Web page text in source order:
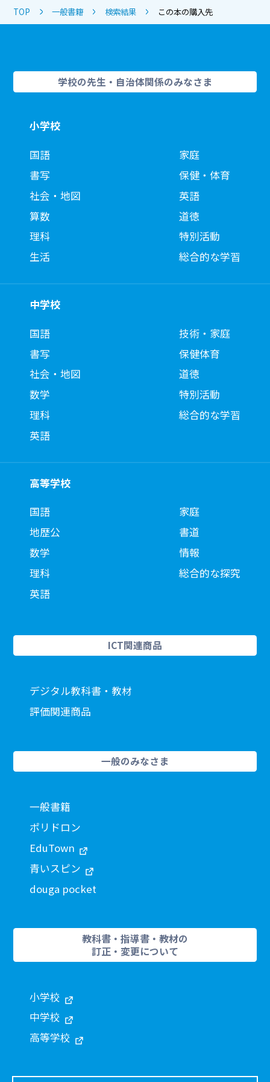
TOP 一般書籍 検索結果 この本の購入先
学校の先生・自治体関係のみなさま
小学校
国語
書写
社会・地図
算数
理科
生活
家庭
保健・体育
英語
道徳
特別活動
総合的な学習
中学校
国語
書写
社会・地図
数学
理科
英語
技術・家庭
保健体育
道徳
特別活動
総合的な学習
高等学校
国語
地歴公
数学
理科
英語
家庭
書道
情報
総合的な探究
ICT関連商品
デジタル教科書・教材
評価関連商品
一般のみなさま
一般書籍
ポリドロン
EduTown
青いスピン
douga pocket
教科書・指導書・教材の
訂正・変更について
小学校
中学校
高等学校